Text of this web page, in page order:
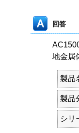
回答
地金属
製品
製品
シリ